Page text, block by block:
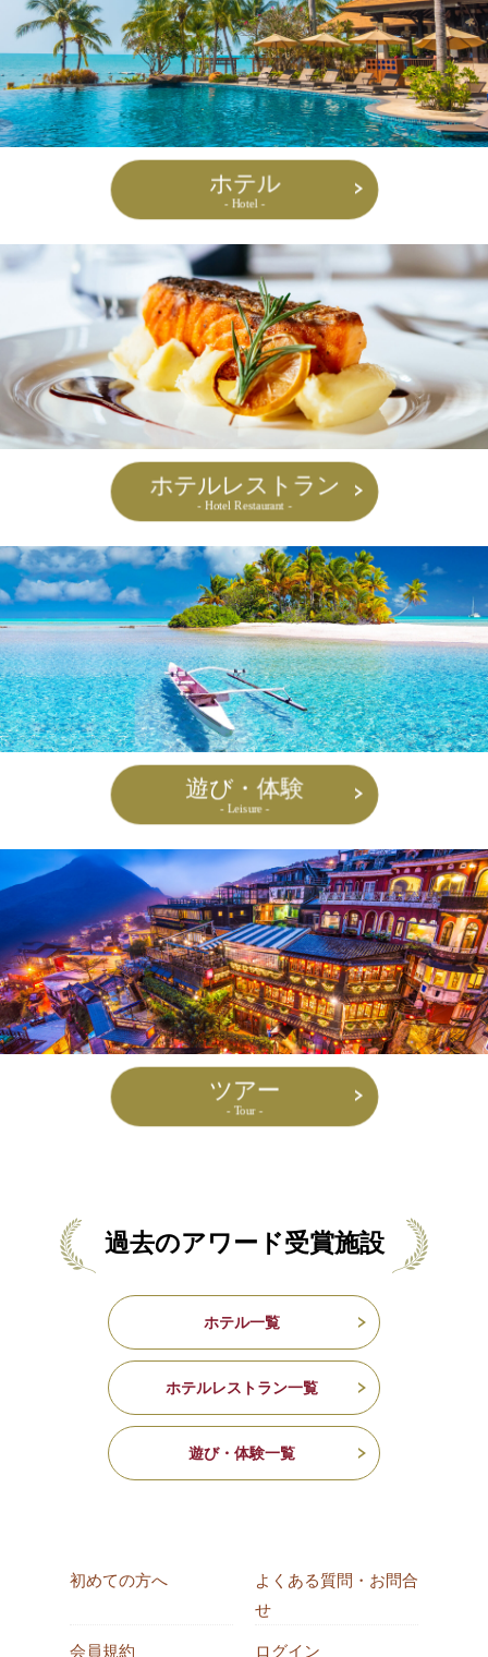
ホテル
- Hotel -
ホテルレストラン
- Hotel Restaurant -
遊び・体験
- Leisure -
ツアー
- Tour -
過去のアワード受賞施設
ホテル一覧
ホテルレストラン一覧
遊び・体験一覧
初めての方へ
よくある質問・お問合
せ
会員規約 ログイン